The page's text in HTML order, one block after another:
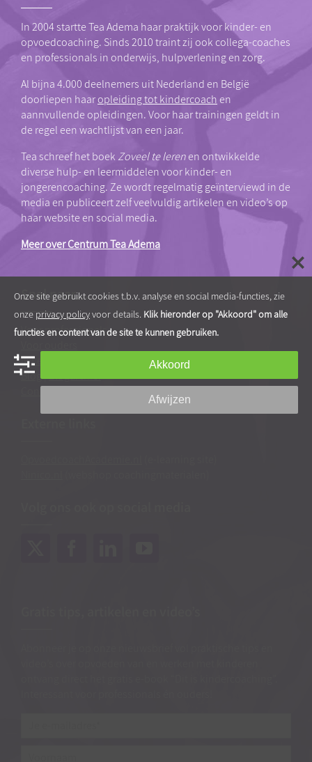
In 2004 startte Tea Adema haar praktijk voor kinder- en
opvoedcoaching. Sinds 2010 traint zij ook collega-coaches
en professionals in onderwijs, hulpverlening en zorg.
Al bijna 4.000 deelnemers uit Nederland en België
doorliepen haaropleiding tot kindercoachen
aannvullende opleidingen. Voor haar trainingen geldt in
de regel een wachtlijst van een jaar.
Tea schreef het boek Zoveel te lerenen ontwikkelde
diverse hulp- en leermiddelen voor kinder- en
jongerencoaching. Ze wordt regelmatig geïnterviewd in de
media en publiceert zelf veelvuldig artikelen en video’s op
haar website en social media.
Meer over Centrum Tea Adema
Snel naar…
Voor professionals
Ik Leer Leren®
Blog|Blogarchief
Contact & route
Onze site gebruikt cookies t.b.v. analyse en social media-functies, zie
onze privacy policyvoor details. Klik hieronder op "Akkoord" om alle
functies en content van de site te kunnen gebruiken.
Akkoord
Afwijzen